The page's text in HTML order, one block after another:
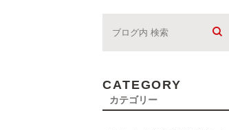
CATEGORY
カテゴリー